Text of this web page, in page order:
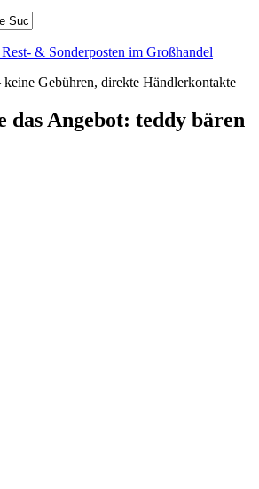
& Sonderposten im Großhandel
Gebühren, direkte Händlerkontakte
das Angebot: teddy bären